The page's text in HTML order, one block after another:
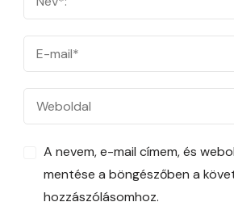
A nevem, e-mail címem, és
mentése a böngészőben a
hozzászólásomhoz.